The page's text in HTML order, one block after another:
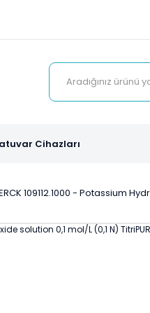
Cihazları
109112.1000 - Potassium